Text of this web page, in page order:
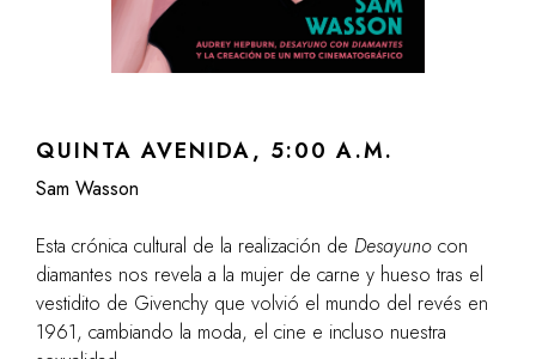
QUINTA AVENIDA, 5:00 A.M.
Sam Wasson
Esta crónica cultural de la realización de Desayuno con
diamantes nos revela a la mujer de carne y hueso tras el
vestidito de Givenchy que volvió el mundo del revés en
1961, cambiando la moda, el cine e incluso nuestra